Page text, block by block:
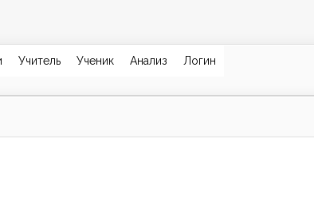
Учитель Ученик Анализ Логин